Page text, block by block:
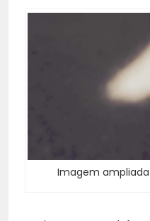
Imagem ampliada